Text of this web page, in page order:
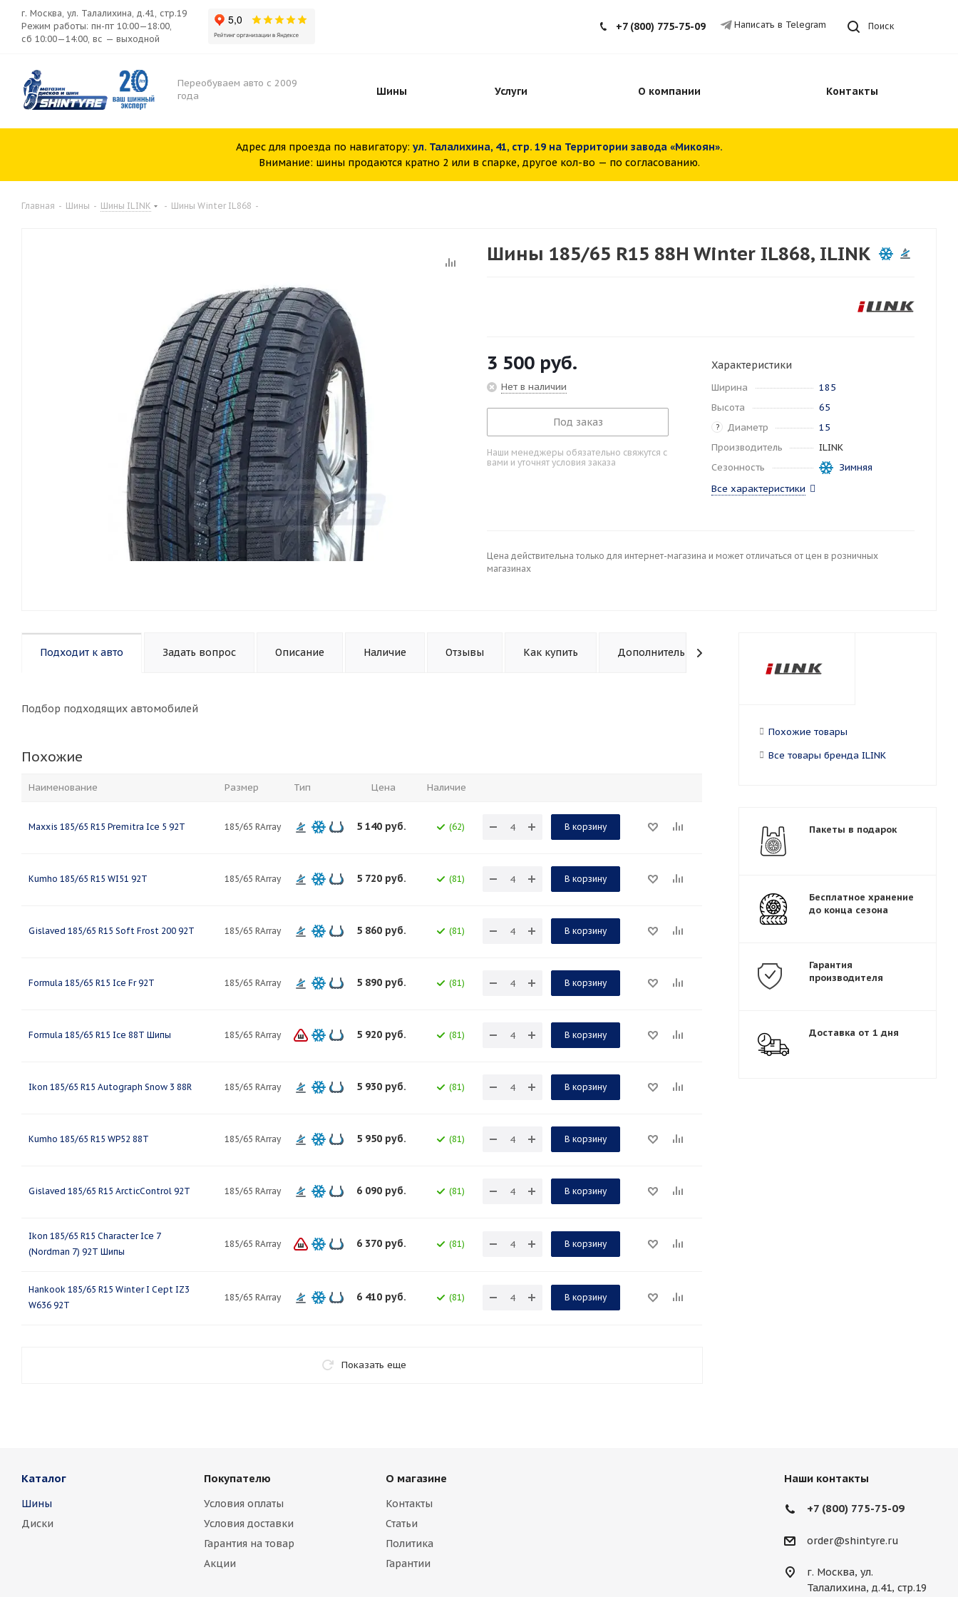
г. Москва, ул. Талалихина, д.41, стр.19
Режим работы: пн-пт 10:00—18:00,
сб 10:00—14:00, вс — выходной
Поиск
+7 (800) 775-75-09 Написать в Telegram
Переобуваем авто с 2009
года
Шины Услуги О компании Контакты
Адрес для проезда по навигатору: ул. Талалихина, 41, стр. 19 на Территории завода «Микоян».
Внимание: шины продаются кратно 2 или в спарке, другое кол-во — по согласованию.
Главная - Шины - Шины ILINK - Шины Winter IL868 -
Шины 185/65 R15 88H Winter IL868, ILINK
3 500 руб.
Нет в наличии
Под заказ
Наши менеджеры обязательно свяжутся с
вами и уточнят условия заказа
Характеристики
Ширина
185
Высота
65
? Диаметр
15
Производитель
ILINK
Сезонность
Зимняя
Все характеристики
Цена действительна только для интернет-магазина и может отличаться от цен в розничных
магазинах
Подходит к авто Задать вопрос Описание Наличие Отзывы Как купить Дополнительно
Подбор подходящих автомобилей
Похожие
Наименование Размер Тип Цена Наличие
Maxxis 185/65 R15 Premitra Ice 5 92T 185/65 RArray 5 140 руб. (62) В корзину
Kumho 185/65 R15 WI51 92T 185/65 RArray 5 720 руб. (81) В корзину
Gislaved 185/65 R15 Soft Frost 200 92T 185/65 RArray 5 860 руб. (81) В корзину
Formula 185/65 R15 Ice Fr 92T 185/65 RArray 5 890 руб. (81) В корзину
Formula 185/65 R15 Ice 88T Шипы 185/65 RArray 5 920 руб. (81) В корзину
Ikon 185/65 R15 Autograph Snow 3 88R 185/65 RArray 5 930 руб. (81) В корзину
Kumho 185/65 R15 WP52 88T 185/65 RArray 5 950 руб. (81) В корзину
Gislaved 185/65 R15 ArcticControl 92T 185/65 RArray 6 090 руб. (81) В корзину
Ikon 185/65 R15 Character Ice 7
(Nordman 7) 92T Шипы
185/65 RArray 6 370 руб. (81) В корзину
Hankook 185/65 R15 Winter I Cept IZ3
W636 92T
185/65 RArray 6 410 руб. (81) В корзину
Показать еще
Похожие товары
Все товары бренда ILINK
Пакеты в подарок
Бесплатное хранение
до конца сезона
Гарантия
производителя
Доставка от 1 дня
Каталог
Шины
Диски
Покупателю
Условия оплаты
Условия доставки
Гарантия на товар
Акции
О магазине
Контакты
Статьи
Политика
Гарантии
Наши контакты
+7 (800) 775-75-09
order@shintyre.ru
г. Москва, ул.
Талалихина, д.41, стр.19